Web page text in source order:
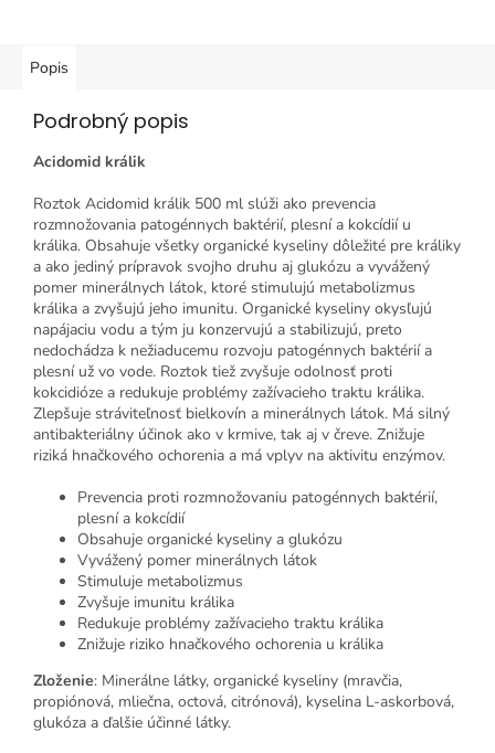
Popis
Podrobný popis
Acidomid králik
Roztok Acidomid králik 500 ml slúži ako prevencia
rozmnožovania patogénnych baktérií, plesní a kokcídií u
králika. Obsahuje všetky organické kyseliny dôležité pre králiky
a ako jediný prípravok svojho druhu aj glukózu a vyvážený
pomer minerálnych látok, ktoré stimulujú metabolizmus
králika a zvyšujú jeho imunitu. Organické kyseliny okysľujú
napájaciu vodu a tým ju konzervujú a stabilizujú, preto
nedochádza k nežiaducemu rozvoju patogénnych baktérií a
plesní už vo vode. Roztok tiež zvyšuje odolnosť proti
kokcidióze a redukuje problémy zažívacieho traktu králika.
Zlepšuje stráviteľnosť bielkovín a minerálnych látok. Má silný
antibakteriálny účinok ako v krmive, tak aj v čreve. Znižuje
riziká hnačkového ochorenia a má vplyv na aktivitu enzýmov.
Prevencia proti rozmnožovaniu patogénnych baktérií,
plesní a kokcídií
Obsahuje organické kyseliny a glukózu
Vyvážený pomer minerálnych látok
Stimuluje metabolizmus
Zvyšuje imunitu králika
Redukuje problémy zažívacieho traktu králika
Znižuje riziko hnačkového ochorenia u králika
Zloženie: Minerálne látky, organické kyseliny (mravčia,
propiónová, mliečna, octová, citrónová), kyselina L-askorbová,
glukóza a ďalšie účinné látky.